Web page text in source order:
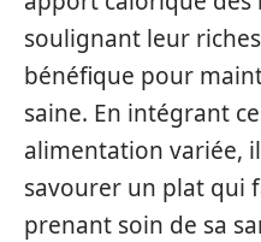
soulignant leur
bénéfique pour
saine. En intégrant
alimentation variée,
savourer un plat qui
prenant soin de sa